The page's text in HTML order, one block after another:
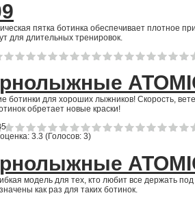
пятка ботинка обеспечивает плотное
для длительных тренировок.
ботинки для хороших лыжников! Скорость,
обретает новые краски!
3.3 (Голосов: 3)
модель для тех, кто любит все держать
как раз для таких ботинок.